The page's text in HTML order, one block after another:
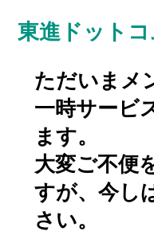
東進ドット
ただいまメ
一時サービ
ます。
大変ご不便
すが、今し
さい。